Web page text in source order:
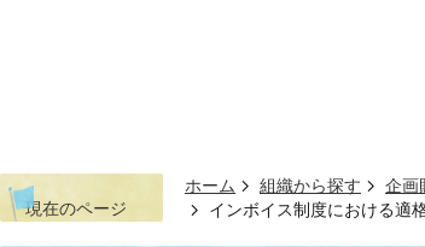
現在のページ
ホーム 組織から探す 企画
インボイス制度における適